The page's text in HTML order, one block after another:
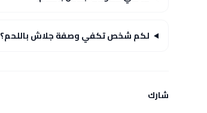
لكم شخص تكفي وصفة جلاش باللحم؟
شارك